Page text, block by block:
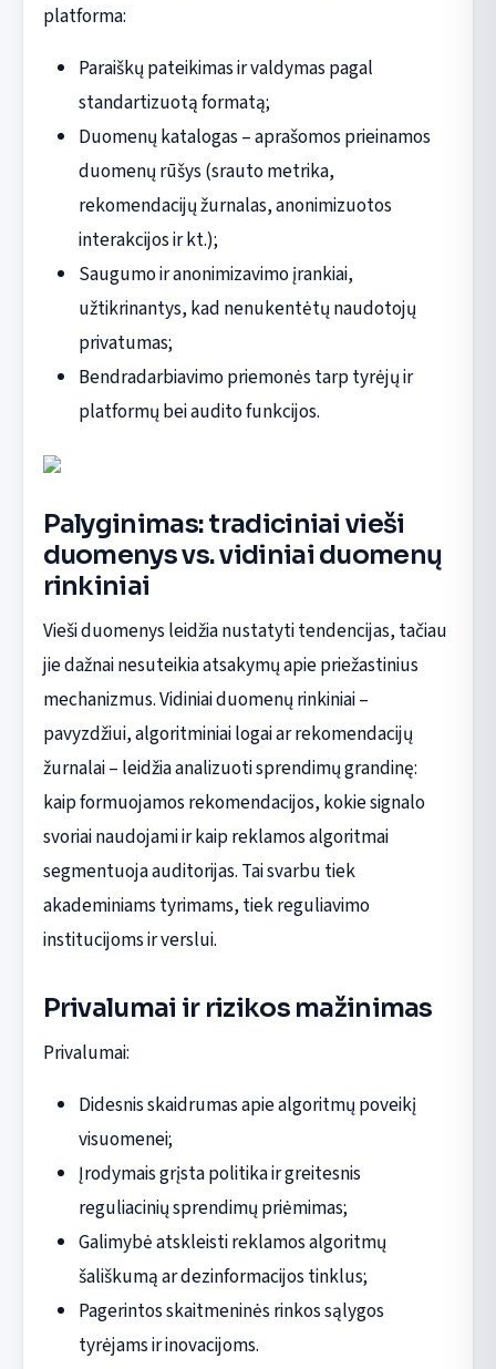
platforma:
Paraiškų pateikimas ir valdymas pagal
standartizuotą formatą;
Duomenų katalogas – aprašomos prieinamos
duomenų rūšys (srauto metrika,
rekomendacijų žurnalas, anonimizuotos
interakcijos ir kt.);
Saugumo ir anonimizavimo įrankiai,
užtikrinantys, kad nenukentėtų naudotojų
privatumas;
Bendradarbiavimo priemonės tarp tyrėjų ir
platformų bei audito funkcijos.
Palyginimas: tradiciniai vieši
duomenys vs. vidiniai duomenų
rinkiniai
Vieši duomenys leidžia nustatyti tendencijas, tačiau
jie dažnai nesuteikia atsakymų apie priežastinius
mechanizmus. Vidiniai duomenų rinkiniai –
pavyzdžiui, algoritminiai logai ar rekomendacijų
žurnalai – leidžia analizuoti sprendimų grandinę:
kaip formuojamos rekomendacijos, kokie signalo
svoriai naudojami ir kaip reklamos algoritmai
segmentuoja auditorijas. Tai svarbu tiek
akademiniams tyrimams, tiek reguliavimo
institucijoms ir verslui.
Privalumai ir rizikos mažinimas
Privalumai:
Didesnis skaidrumas apie algoritmų poveikį
visuomenei;
Įrodymais grįsta politika ir greitesnis
reguliacinių sprendimų priėmimas;
Galimybė atskleisti reklamos algoritmų
šališkumą ar dezinformacijos tinklus;
Pagerintos skaitmeninės rinkos sąlygos
tyrėjams ir inovacijoms.